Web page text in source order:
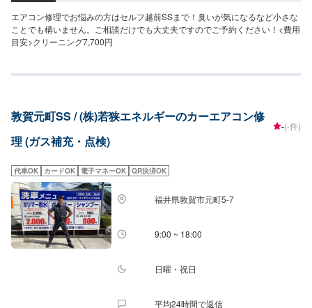
エアコン修理でお悩みの方はセルフ越前SSまで！臭いが気になるなど小さな
ことでも構いません。ご相談だけでも大丈夫ですのでご予約ください！<費用
目安>クリーニング7,700円
敦賀元町SS / (株)若狭エネルギーのカーエアコン修
理 (ガス補充・点検)
-(-件)
代車OK カードOK 電子マネーOK QR決済OK
福井県敦賀市元町5-7
9:00 ~ 18:00
日曜・祝日
平均24時間で返信